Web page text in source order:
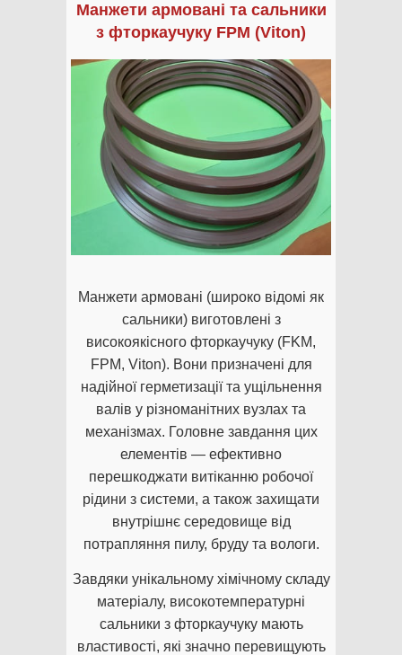
Манжети армовані та сальники
з фторкаучуку FPM (Viton)
Манжети армовані (широко відомі як
сальники) виготовлені з
високоякісного фторкаучуку (FKM,
FPM, Viton). Вони призначені для
надійної герметизації та ущільнення
валів у різноманітних вузлах та
механізмах. Головне завдання цих
елементів — ефективно
перешкоджати витіканню робочої
рідини з системи, а також захищати
внутрішнє середовище від
потрапляння пилу, бруду та вологи.
Завдяки унікальному хімічному складу
матеріалу, високотемпературні
сальники з фторкаучуку мають
властивості, які значно перевищують